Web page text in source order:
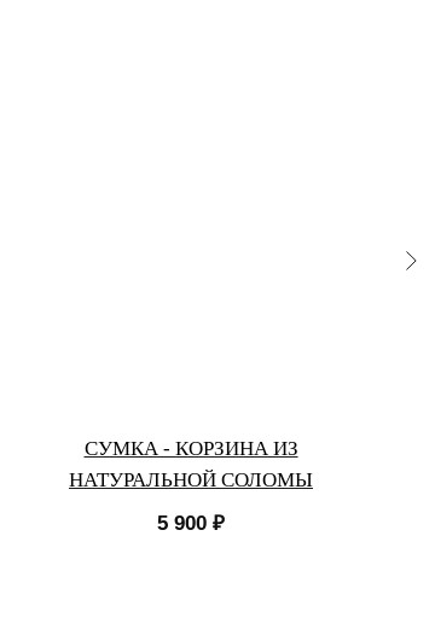
СУМКА - КОРЗИНА ИЗ
НАТУРАЛЬНОЙ СОЛОМЫ
5 900 ₽